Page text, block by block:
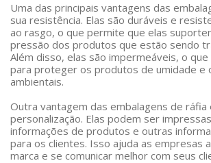
Uma das principais vantagens das
sua resistência. Elas são duráveis e
ao rasgo, o que permite que elas
pressão dos produtos que estão sendo
Além disso, elas são impermeáveis, o
para proteger os produtos de umidade e
ambientais.
Outra vantagem das embalagens de ráfia
personalização. Elas podem ser
informações de produtos e outras
para os clientes. Isso ajuda as empresas
marca e se comunicar melhor com seus